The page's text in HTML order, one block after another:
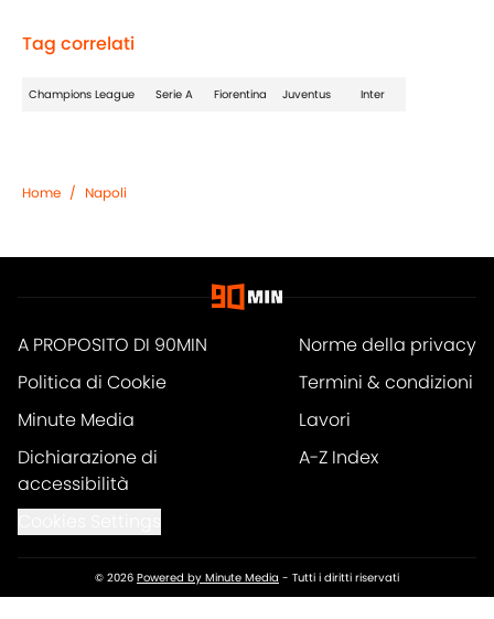
Tag correlati
Champions League Serie A Fiorentina Juventus Inter
Home / Napoli
A PROPOSITO DI 90MIN
Norme della privacy
Politica di Cookie
Termini & condizioni
Minute Media
Lavori
Dichiarazione di
accessibilità
A-Z Index
© 2026 Powered by Minute Media - Tutti i diritti riservati